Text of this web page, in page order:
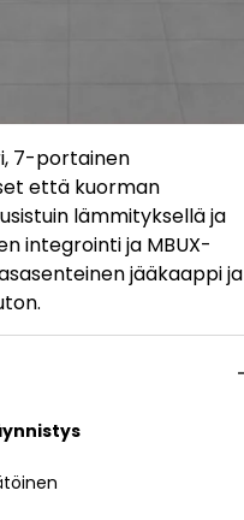
7-portainen
että kuorman
lämmityksellä ja
integrointi ja MBUX-
jääkaappi ja